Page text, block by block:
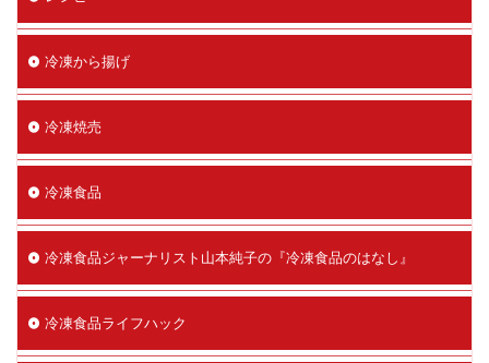
冷凍から揚げ
冷凍焼売
冷凍食品
冷凍食品ジャーナリスト山本純子の『冷凍食品のはなし』
冷凍食品ライフハック